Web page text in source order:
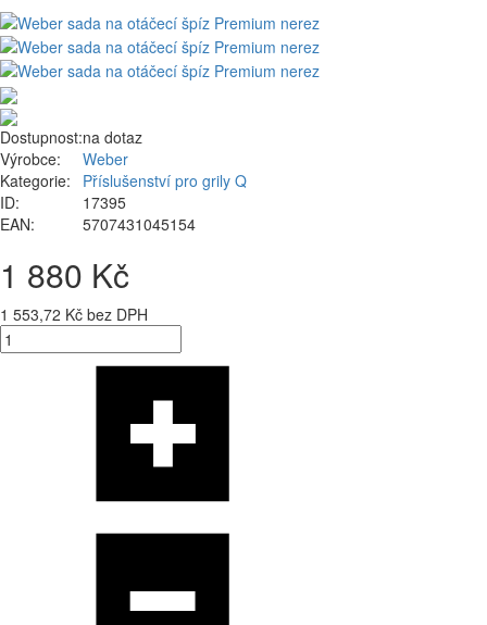
Dostupnost:na dotaz
Výrobce:
Weber
Kategorie:
Příslušenství pro grily Q
ID:
17395
EAN:
5707431045154
1 880 Kč
1 553,72 Kč bez DPH